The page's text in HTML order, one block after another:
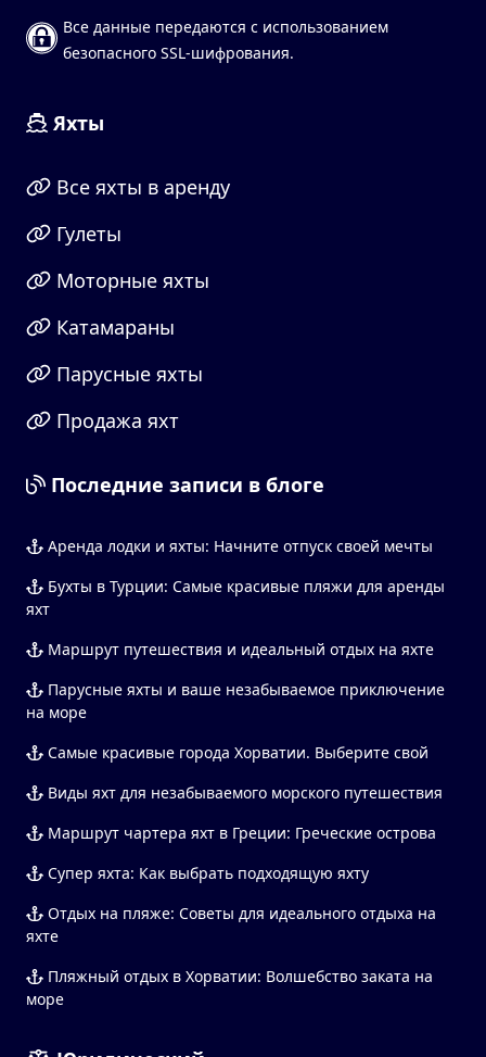
Все данные передаются с использованием
безопасного SSL-шифрования.
Яхты
Все яхты в аренду
Гулеты
Моторные яхты
Катамараны
Парусные яхты
Продажа яхт
Последние записи в блоге
Аренда лодки и яхты: Начните отпуск своей мечты
Бухты в Турции: Самые красивые пляжи для аренды
яхт
Маршрут путешествия и идеальный отдых на яхте
Парусные яхты и ваше незабываемое приключение
на море
Самые красивые города Хорватии. Выберите свой
Виды яхт для незабываемого морского путешествия
Маршрут чартера яхт в Греции: Греческие острова
Супер яхта: Как выбрать подходящую яхту
Отдых на пляже: Советы для идеального отдыха на
яхте
Пляжный отдых в Хорватии: Волшебство заката на
море